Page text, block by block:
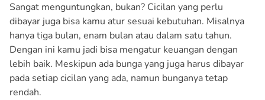
Sangat menguntungkan, bukan? Cicilan yang perlu
dibayar juga bisa kamu atur sesuai kebutuhan. Misalnya
hanya tiga bulan, enam bulan atau dalam satu tahun.
Dengan ini kamu jadi bisa mengatur keuangan dengan
lebih baik. Meskipun ada bunga yang juga harus dibayar
pada setiap cicilan yang ada, namun bunganya tetap
rendah.